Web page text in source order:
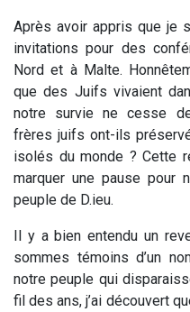
Après avoir appris que je
invitations pour des
Nord et à Malte.
que des Juifs vivaient
notre survie ne cesse de
frères juifs ont-ils
isolés du monde ? Cette
marquer une pause pour
peuple de D.ieu.
Il y a bien entendu un
sommes témoins d’un
notre peuple qui
fil des ans, j’ai découvert